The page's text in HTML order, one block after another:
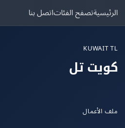
تصفح الفئاتاتصل بنا
تل